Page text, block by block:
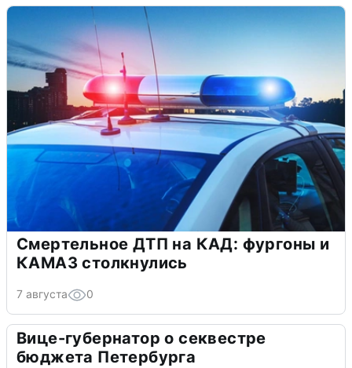
Смертельное ДТП на КАД: фургоны и
КАМАЗ столкнулись
7 августа 0
Вице-губернатор о секвестре
бюджета Петербурга